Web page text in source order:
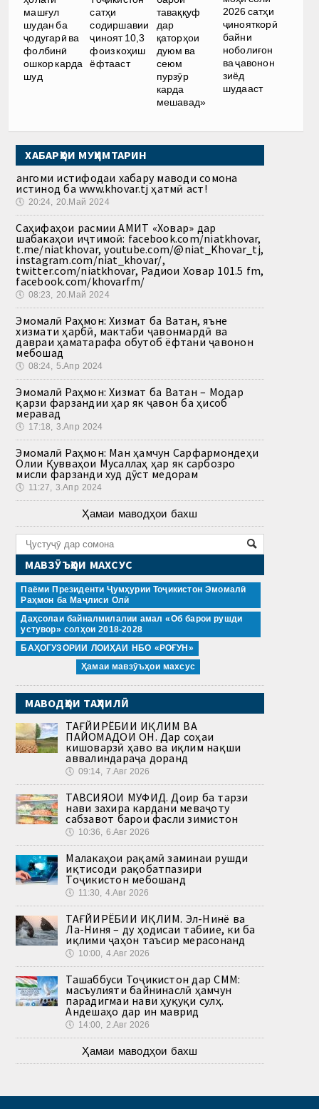
машғул
шудан ба
ҷодугарӣ ва
фолбинӣ
ошкор карда
шуд
сатҳи
содиршавии
ҷиноят 10,3
фоиз коҳиш
ёфтааст
таваққуф
дар
қаторҳои
дуюм ва
сеюм
пурзӯр
карда
мешавад»
2026 сатҳи
ҷинояткорӣ
байни
ноболиғон
ва ҷавонон
зиёд
шудааст
ХАБАРҲОИ МУҲИМТАРИН
Ҳангоми истифодаи хабару маводи сомона
истинод ба www.khovar.tj ҳатмӣ аст!
🕔 20:24, 20.Май 2024
Саҳифаҳои расмии АМИТ «Ховар» дар
шабакаҳои иҷтимоӣ: facebook.com/niatkhovar,
t.me/niatkhovar, youtube.com/@niat_Khovar_tj,
instagram.com/niat_khovar/,
twitter.com/niatkhovar, Радиои Ховар 101.5 fm,
facebook.com/khovarfm/
🕔 08:23, 20.Май 2024
Эмомалӣ Раҳмон: Хизмат ба Ватан, яъне
хизмати ҳарбӣ, мактаби ҷавонмардӣ ва
давраи ҳаматарафа обутоб ёфтани ҷавонон
мебошад
🕔 08:24, 5.Апр 2024
Эмомалӣ Раҳмон: Хизмат ба Ватан – Модар
қарзи фарзандии ҳар як ҷавон ба ҳисоб
меравад
🕔 17:18, 3.Апр 2024
Эмомалӣ Раҳмон: Ман ҳамчун Сарфармондеҳи
Олии Қувваҳои Мусаллаҳ ҳар як сарбозро
мисли фарзанди худ дӯст медорам
🕔 11:27, 3.Апр 2024
Ҳамаи маводҳои бахш
МАВЗӮЪҲОИ МАХСУС
Паёми Президенти Ҷумҳурии Тоҷикистон Эмомалӣ
Раҳмон ба Маҷлиси Олӣ
Даҳсолаи байналмилалии амал «Об барои рушди
устувор» солҳои 2018-2028
БАҲОГУЗОРИИ ЛОИҲАИ НБО «РОҒУН»
Ҳамаи мавзӯъҳои махсус
МАВОДҲОИ ТАҲЛИЛӢ
ТАҒЙИРЁБИИ ИҚЛИМ ВА
ПАЙОМАДҲОИ ОН. Дар соҳаи
кишоварзӣ ҳаво ва иқлим нақши
аввалиндараҷа доранд
🕔 09:14, 7.Авг 2026
ТАВСИЯҲОИ МУФИД. Доир ба тарзи
нави захира кардани меваҷоту
сабзавот барои фасли зимистон
🕔 10:36, 6.Авг 2026
Малакаҳои рақамӣ заминаи рушди
иқтисоди рақобатпазири
Тоҷикистон мебошанд
🕔 11:30, 4.Авг 2026
ТАҒЙИРЁБИИ ИҚЛИМ. Эл-Нинё ва
Ла-Ниня – ду ҳодисаи табиие, ки ба
иқлими ҷаҳон таъсир мерасонанд
🕔 10:00, 4.Авг 2026
Ташаббуси Тоҷикистон дар СММ:
масъулияти байнинаслӣ ҳамчун
парадигмаи нави ҳуқуқи сулҳ.
Андешаҳо дар ин маврид
🕔 14:00, 2.Авг 2026
Ҳамаи маводҳои бахш